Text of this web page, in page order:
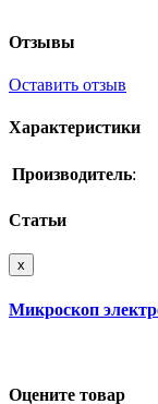
Отзывы
Оставить отзыв
Характеристики
Производитель:
Статьи
x
Микроскоп
Оцените товар